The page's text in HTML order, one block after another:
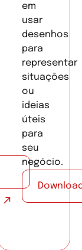
em
usar
desenhos
para
representar
situações
ou
ideias
úteis
para
seu
negócio.